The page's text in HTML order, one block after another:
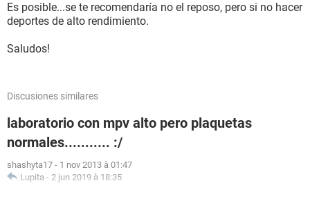
Es posible...se te recomendaría no el reposo, pero si no hacer
deportes de alto rendimiento.
Saludos!
Discusiones similares
laboratorio con mpv alto pero plaquetas
normales........... :/
shashyta17 - 1 nov 2013 à 01:47
Lupita - 2 jun 2019 à 18:35